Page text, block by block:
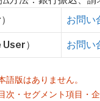
お問い
） お問い
版はありません。
・セグメント項目・